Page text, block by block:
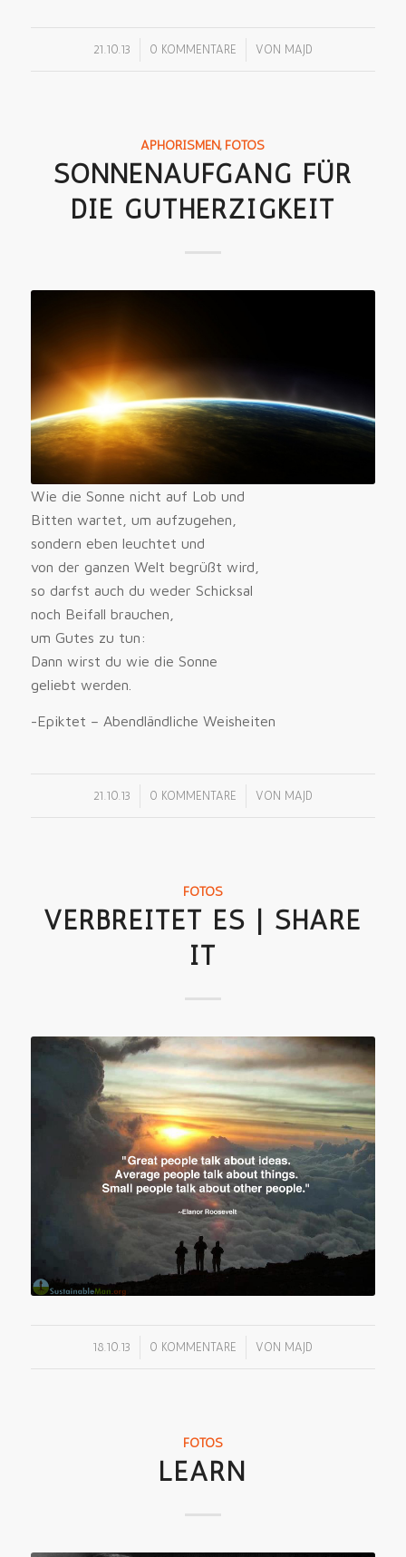
21.10.13 0 KOMMENTARE
/ VON MAJD
APHORISMEN, FOTOS
SONNENAUFGANG FÜR
DIE GUTHERZIGKEIT
Wie die Sonne nicht auf Lob und
Bitten wartet, um aufzugehen,
sondern eben leuchtet und
von der ganzen Welt begrüßt wird,
so darfst auch du weder Schicksal
noch Beifall brauchen,
um Gutes zu tun:
Dann wirst du wie die Sonne
geliebt werden.
-Epiktet – Abendländliche Weisheiten
21.10.13 0 KOMMENTARE
/ VON MAJD
FOTOS
VERBREITET ES | SHARE
IT
18.10.13 0 KOMMENTARE
/ VON MAJD
FOTOS
LEARN